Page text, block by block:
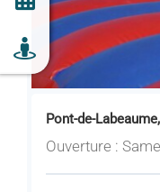
Pont-de-
Ouverture :